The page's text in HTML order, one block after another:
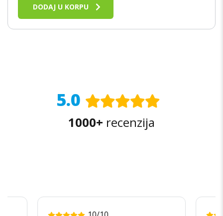
DODAJ U KORPU
5.0
1000+ recenzija